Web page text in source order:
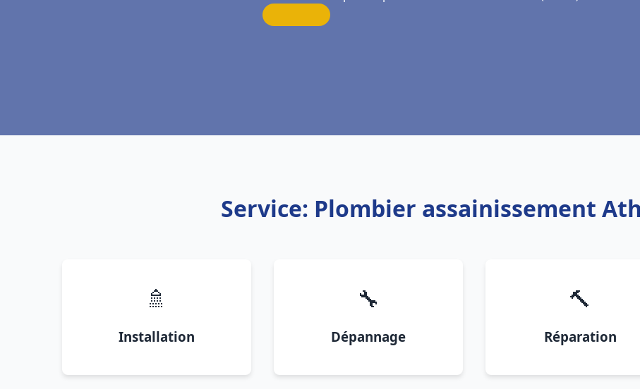
Service: Plombier assainissement
🚿
Installation
🔧
Dépannage
🔨
Réparation